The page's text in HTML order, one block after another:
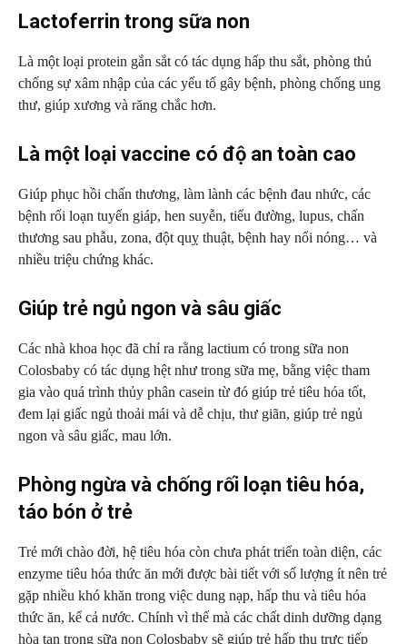
Lactoferrin trong sữa non
Là một loại protein gắn sắt có tác dụng hấp thu sắt, phòng thủ
chống sự xâm nhập của các yếu tố gây bệnh, phòng chống ung
thư, giúp xương và răng chắc hơn.
Là một loại vaccine có độ an toàn cao
Giúp phục hồi chấn thương, làm lành các bệnh đau nhức, các
bệnh rối loạn tuyến giáp, hen suyễn, tiểu đường, lupus, chấn
thương sau phẫu, zona, đột quỵ thuật, bệnh hay nổi nóng… và
nhiều triệu chứng khác.
Giúp trẻ ngủ ngon và sâu giấc
Các nhà khoa học đã chỉ ra rằng lactium có trong sữa non
Colosbaby có tác dụng hệt như trong sữa mẹ, bằng việc tham
gia vào quá trình thủy phân casein từ đó giúp trẻ tiêu hóa tốt,
đem lại giấc ngủ thoải mái và dễ chịu, thư giãn, giúp trẻ ngủ
ngon và sâu giấc, mau lớn.
Phòng ngừa và chống rối loạn tiêu hóa,
táo bón ở trẻ
Trẻ mới chào đời, hệ tiêu hóa còn chưa phát triển toàn diện, các
enzyme tiêu hóa thức ăn mới được bài tiết với số lượng ít nên trẻ
gặp nhiều khó khăn trong việc dung nạp, hấp thu và tiêu hóa
thức ăn, kể cả nước. Chính vì thế mà các chất dinh dưỡng dạng
hòa tan trong sữa non Colosbaby sẽ giúp trẻ hấp thụ trực tiếp